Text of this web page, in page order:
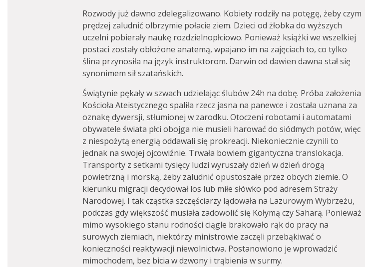
Rozwody już dawno zdelegalizowano. Kobiety rodziły na potęgę, żeby czym
prędzej zaludnić olbrzymie połacie ziem. Dzieci od żłobka do wyższych
uczelni pobierały naukę rozdzielnopłciowo. Ponieważ książki we wszelkiej
postaci zostały obłożone anatemą, wpajano im na zajęciach to, co tylko
ślina przynosiła na język instruktorom. Darwin od dawien dawna stał się
synonimem sił szatańskich.
Świątynie pękały w szwach udzielając ślubów 24h na dobę. Próba założenia
Kościoła Ateistycznego spaliła rzecz jasna na panewce i została uznana za
oznakę dywersji, stłumionej w zarodku. Otoczeni robotami i automatami
obywatele świata płci obojga nie musieli harować do siódmych potów, więc
z niespożytą energią oddawali się prokreacji. Niekoniecznie czynili to
jednak na swojej ojcowiźnie. Trwała bowiem gigantyczna translokacja.
Transporty z setkami tysięcy ludzi wyruszały dzień w dzień drogą
powietrzną i morską, żeby zaludnić opustoszałe przez obcych ziemie. O
kierunku migracji decydował los lub miłe słówko pod adresem Straży
Narodowej. I tak cząstka szczęściarzy lądowała na Lazurowym Wybrzeżu,
podczas gdy większość musiała zadowolić się Kołymą czy Saharą. Ponieważ
mimo wysokiego stanu rodności ciągle brakowało rąk do pracy na
surowych ziemiach, niektórzy ministrowie zaczęli przebąkiwać o
konieczności reaktywacji niewolnictwa. Postanowiono je wprowadzić
mimochodem, bez bicia w dzwony i trąbienia w surmy.